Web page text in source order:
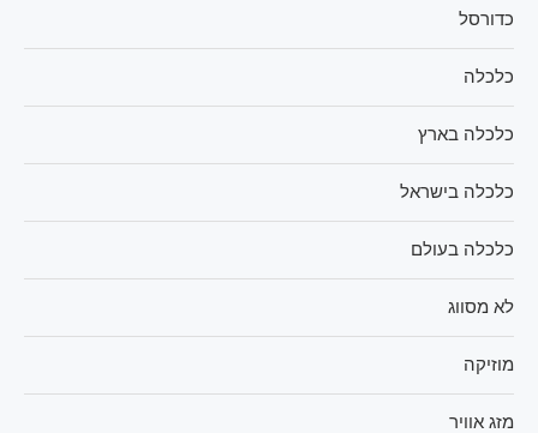
כדורסל
כלכלה
כלכלה בארץ
כלכלה בישראל
כלכלה בעולם
לא מסווג
מוזיקה
מזג אוויר